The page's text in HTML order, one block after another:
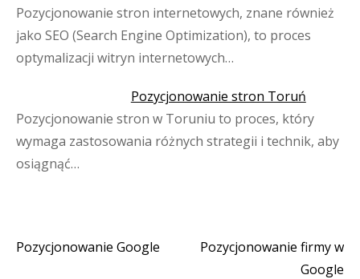
Pozycjonowanie stron internetowych, znane również
jako SEO (Search Engine Optimization), to proces
optymalizacji witryn internetowych…
Pozycjonowanie stron Toruń
Pozycjonowanie stron w Toruniu to proces, który
wymaga zastosowania różnych strategii i technik, aby
osiągnąć…
Nawigacja
Pozycjonowanie Google
Pozycjonowanie firmy w
Google